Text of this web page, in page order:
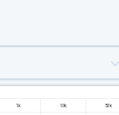
1k 10k 50k